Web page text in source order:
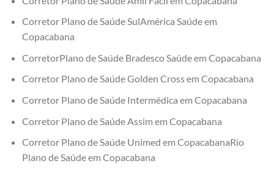
Corretor Plano de Saúde SulAmérica Saúde em
Copacabana
CorretorPlano de Saúde Bradesco Saúde em Copacabana
Corretor Plano de Saúde Golden Cross em Copacabana
Corretor Plano de Saúde Intermédica em Copacabana
Corretor Plano de Saúde Assim em Copacabana
Corretor Plano de Saúde Unimed em CopacabanaRio
Plano de Saúde em Copacabana